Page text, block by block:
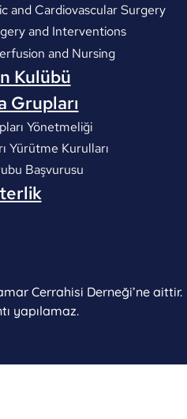
and Cardiovascular Surgery
and Interventions
and Nursing
Kulübü
Grupları
Yönetmeliği
Yürütme Kurulları
Başvurusu
Cerrahisi Derneği’ne aittir.
yapılamaz.